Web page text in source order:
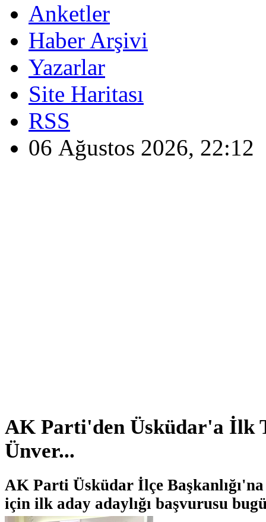
Anketler
Haber Arşivi
Yazarlar
Site Haritası
RSS
06 Ağustos 2026, 22:12
AK Parti'den Üsküdar'a İlk
Ünver...
AK Parti Üsküdar İlçe Başkanlığı'na
için ilk aday adaylığı başvurusu